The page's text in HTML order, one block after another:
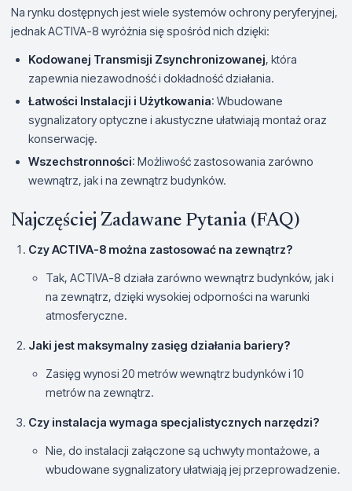
Na rynku dostępnych jest wiele systemów ochrony peryferyjnej,
jednak ACTIVA-8 wyróżnia się spośród nich dzięki:
Kodowanej Transmisji Zsynchronizowanej, która
zapewnia niezawodność i dokładność działania.
Łatwości Instalacji i Użytkowania: Wbudowane
sygnalizatory optyczne i akustyczne ułatwiają montaż oraz
konserwację.
Wszechstronności: Możliwość zastosowania zarówno
wewnątrz, jak i na zewnątrz budynków.
Najczęściej Zadawane Pytania (FAQ)
Czy ACTIVA-8 można zastosować na zewnątrz?
Tak, ACTIVA-8 działa zarówno wewnątrz budynków, jak i
na zewnątrz, dzięki wysokiej odporności na warunki
atmosferyczne.
Jaki jest maksymalny zasięg działania bariery?
Zasięg wynosi 20 metrów wewnątrz budynków i 10
metrów na zewnątrz.
Czy instalacja wymaga specjalistycznych narzędzi?
Nie, do instalacji załączone są uchwyty montażowe, a
wbudowane sygnalizatory ułatwiają jej przeprowadzenie.